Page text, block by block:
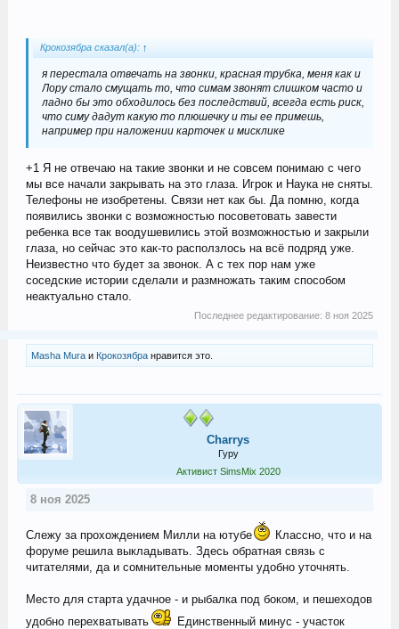
Крокозябра сказал(а): ↑
я перестала отвечать на звонки, красная трубка, меня как и
Лору стало смущать то, что симам звонят слишком часто и
ладно бы это обходилось без последствий, всегда есть риск,
что симу дадут какую то плюшечку и ты ее примешь,
например при наложении карточек и мисклике
+1 Я не отвечаю на такие звонки и не совсем понимаю с чего
мы все начали закрывать на это глаза. Игрок и Наука не сняты.
Телефоны не изобретены. Связи нет как бы. Да помню, когда
появились звонки с возможностью посоветовать завести
ребенка все так воодушевились этой возможностью и закрыли
глаза, но сейчас это как-то расползлось на всё подряд уже.
Неизвестно что будет за звонок. А с тех пор нам уже
соседские истории сделали и размножать таким способом
неактуально стало.
Последнее редактирование:8 ноя 2025
Masha Muraи Крокозябранравится это.
Charrys
Гуру
Активист SimsMix 2020
8 ноя 2025
Слежу за прохождением Милли на ютубе
Классно, что и на
форуме решила выкладывать. Здесь обратная связь с
читателями, да и сомнительные моменты удобно уточнять.
Место для старта удачное - и рыбалка под боком, и пешеходов
удобно перехватывать
Единственный минус - участок